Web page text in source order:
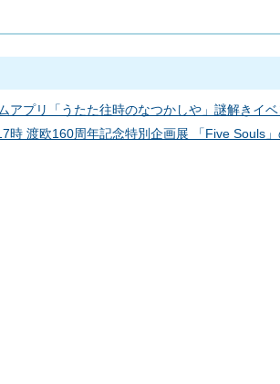
プリ「うたた往時のなつかしや」謎解きイ
渡欧160周年記念特別企画展 「Five Souls